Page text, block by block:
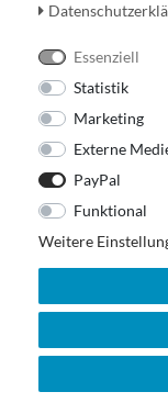
© 2026
Essenziell
Statistik
Marketing
Externe
PayPal
Funktional
Weitere